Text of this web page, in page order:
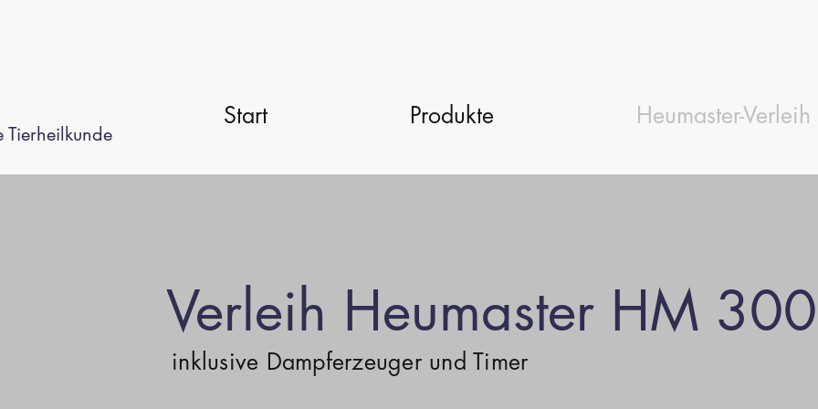
Start Produkte Heumaster-Verleih
Verleih Heumaster HM 300
inklusive Dampferzeuger und Timer